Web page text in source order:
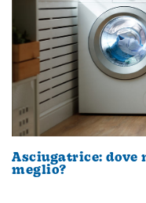
Asciugatrice:
meglio?